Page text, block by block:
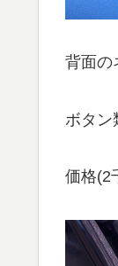
背面の
ボタン
価格(2